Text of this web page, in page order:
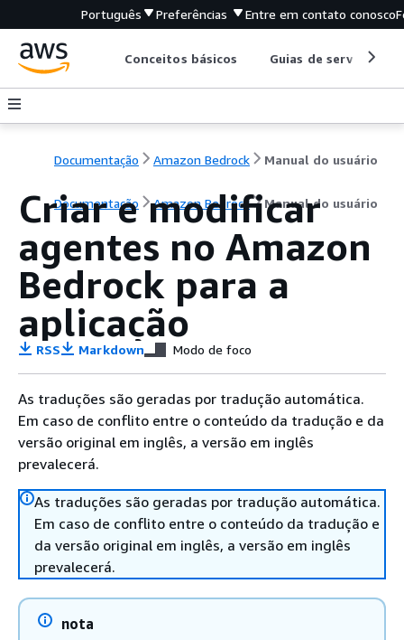
Português Preferências Entre em contato conosco
Conceitos básicos Guias de serviço
Documentação Amazon Bedrock Manual do usuário
Documentação Amazon Bedrock Manual do usuário
Criar e modificar
agentes no Amazon
Bedrock para a
aplicação
RSS Markdown Modo de foco
As traduções são geradas por tradução automática.
Em caso de conflito entre o conteúdo da tradução e da
versão original em inglês, a versão em inglês
prevalecerá.
As traduções são geradas por tradução automática.
Em caso de conflito entre o conteúdo da tradução e
da versão original em inglês, a versão em inglês
prevalecerá.
nota